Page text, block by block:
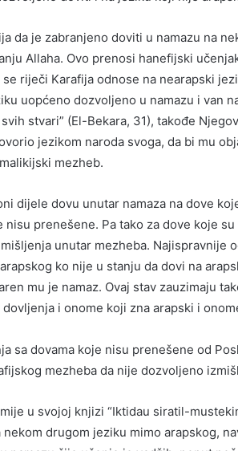
da je zabranjeno doviti u namazu na
Allaha. Ovo prenosi hanefijski
se riječi Karafija odnose na nearapski
uopćeno dozvoljeno u namazu i van
stvari” (El-Bekara, 31), takođe
jezikom naroda svoga, da bi mu
mezheb.
dijele dovu unutar namaza na dove
nisu prenešene. Pa tako za dove koje
unutar mezheba. Najispravnije
ko nije u stanju da dovi na
mu je namaz. Ovaj stav zauzimaju
i onome koji zna arapski i
sa dovama koje nisu prenešene od
mezheba da nije dozvoljeno
u svojoj knjizi “Iktidau siratil-
drugom jeziku mimo arapskog,